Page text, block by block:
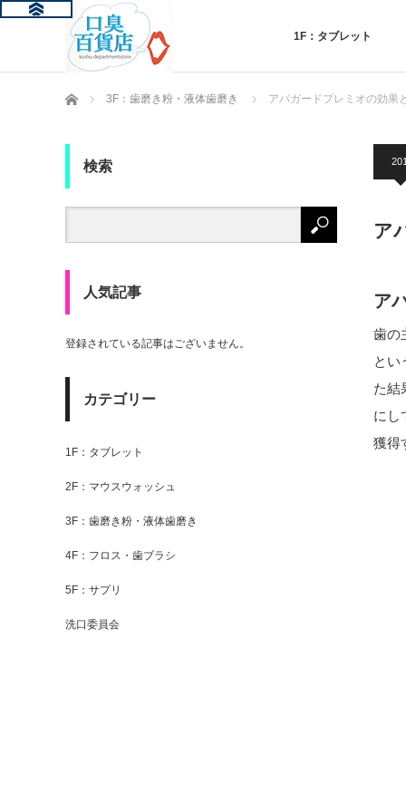
1F：タブレット
ホーム 3F：歯磨き粉・液体歯磨き アパガードプレミオの効果
ア
ア
歯の
とい
た結
にし
獲得
検索
人気記事
登録されている記事はございません。
カテゴリー
1F：タブレット
2F：マウスウォッシュ
3F：歯磨き粉・液体歯磨き
4F：フロス・歯ブラシ
5F：サプリ
洗口委員会